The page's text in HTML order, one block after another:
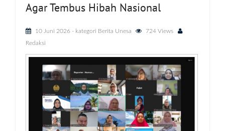
Agar Tembus Hibah Nasional
10 Juni 2026 - kategori Berita Unesa
724 Views
Redaksi